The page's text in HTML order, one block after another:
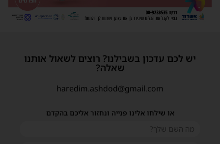
יש לכם עדכון בשבילנו? רוצים לשאול אותנו
שאלה?
haredim.ashdod@gmail.com
או שילחו אלינו פנייה ונחזור אליכם בהקדם